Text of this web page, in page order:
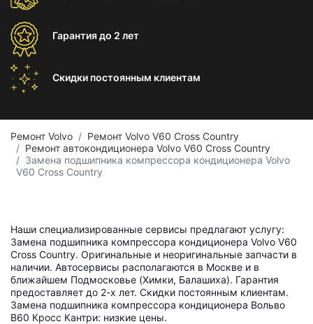
Гарантиядо 2 лет
Скидки постоянным клиентам
Ремонт Volvo
Ремонт Volvo V60 Cross Country
Ремонт автокондиционера Volvo V60 Cross Country
Замена подшипника компрессора кондиционера Volvo
V60 Cross Country
Наши специализированные сервисы предлагают услугу:
Замена подшипника компрессора кондиционера Volvo V60
Cross Country. Оригинальные и неоригинальные запчасти в
наличии. Автосервисы располагаются в Москве и в
ближайшем Подмосковье (Химки, Балашиха). Гарантия
предоставляет до 2-х лет. Скидки постоянным клиентам.
Замена подшипника компрессора кондиционера Вольво
В60 Кросс Кантри: низкие цены.